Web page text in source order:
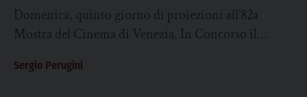
Domenica, quinto giorno di proiezioni all’82a
Mostra del Cinema di Venezia. In Concorso il
Sergio Perugini